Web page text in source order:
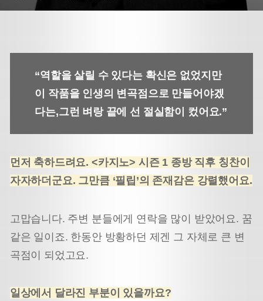
“역할을 살릴 수 있다는 확신은 없었지만
이 작품을 인생의 변곡점으로 만들어야겠
다는,그런 벼랑 끝에 선 절실함이 컸어요.”
먼저 축하드려요. <카지노> 시즌 1 종방 직후 칭찬이
자자하더군요. 그만큼 ‘필립’의 존재감은 강렬했어요.
고맙습니다. 주변 분들에게 연락을 많이 받았어요. 꿈
같은 일이죠. 한동안 방황하던 제겐 그 자체로 큰 변
곡점이 되었고요.
일상에서 달라진 부분이 있을까요?